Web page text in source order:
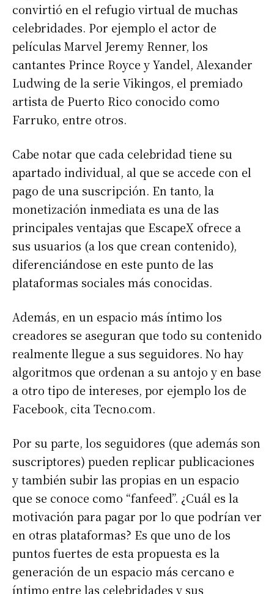
convirtió en el refugio virtual de muchas
celebridades. Por ejemplo el actor de
películas Marvel Jeremy Renner, los
cantantes Prince Royce y Yandel, Alexander
Ludwing de la serie Vikingos, el premiado
artista de Puerto Rico conocido como
Farruko, entre otros.
Cabe notar que cada celebridad tiene su
apartado individual, al que se accede con el
pago de una suscripción. En tanto, la
monetización inmediata es una de las
principales ventajas que EscapeX ofrece a
sus usuarios (a los que crean contenido),
diferenciándose en este punto de las
plataformas sociales más conocidas.
Además, en un espacio más íntimo los
creadores se aseguran que todo su contenido
realmente llegue a sus seguidores. No hay
algoritmos que ordenan a su antojo y en base
a otro tipo de intereses, por ejemplo los de
Facebook, cita Tecno.com.
Por su parte, los seguidores (que además son
suscriptores) pueden replicar publicaciones
y también subir las propias en un espacio
que se conoce como “fanfeed”. ¿Cuál es la
motivación para pagar por lo que podrían ver
en otras plataformas? Es que uno de los
puntos fuertes de esta propuesta es la
generación de un espacio más cercano e
íntimo entre las celebridades y sus